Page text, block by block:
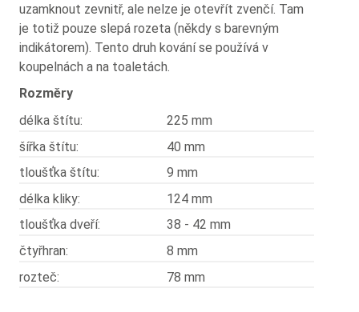
uzamknout zevnitř, ale nelze je otevřít zvenčí. Tam
je totiž pouze slepá rozeta (někdy s barevným
indikátorem). Tento druh kování se používá v
koupelnách a na toaletách.
Rozměry
délka štítu:
225 mm
šířka štítu:
40 mm
tloušťka štítu:
9 mm
délka kliky:
124 mm
tloušťka dveří:
38 - 42 mm
čtyřhran:
8 mm
rozteč:
78 mm